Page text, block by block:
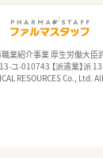
業紹介事業 厚生労働大臣
13-ユ-010743 【派遣業】派
RESOURCES Co., Ltd.